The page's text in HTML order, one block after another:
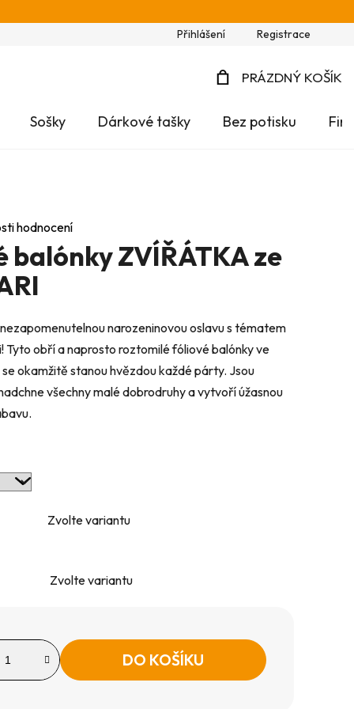
Přihlášení Registrace
PRÁZDNÝ KOŠÍK
Sošky Dárkové tašky Bez potisku
hodnocení
ZVÍŘÁTKA ze
narozeninovou oslavu s tématem
Tyto obří a naprosto roztomilé fóliové balónky ve
okamžitě stanou hvězdou každé párty. Jsou
všechny malé dobrodruhy a vytvoří úžasnou
Zvolte variantu
Zvolte variantu
DO KOŠÍKU